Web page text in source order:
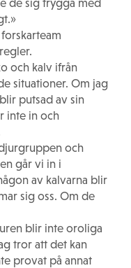
de sig trygga med
och kalv ifrån
situationer. Om jag
putsad av sin
inte in och
och
går vi in i
av kalvarna blir
sig oss. Om de
blir inte oroliga
tror att det kan
provat på annat